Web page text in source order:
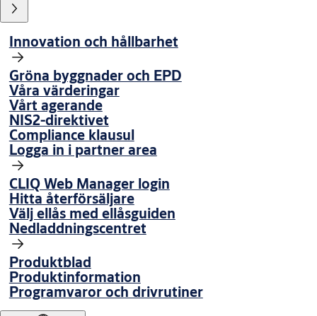
Innovation och hållbarhet
Gröna byggnader och EPD
Våra värderingar
Vårt agerande
NIS2-direktivet
Compliance klausul
Logga in i partner area
CLIQ Web Manager login
Hitta återförsäljare
Välj ellås med ellåsguiden
Nedladdningscentret
Produktblad
Produktinformation
Programvaror och drivrutiner